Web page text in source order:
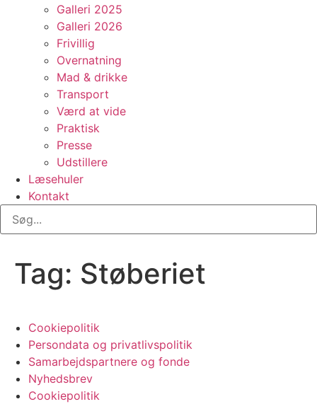
Galleri 2025
Galleri 2026
Frivillig
Overnatning
Mad & drikke
Transport
Værd at vide
Praktisk
Presse
Udstillere
Læsehuler
Kontakt
Tag: Støberiet
Cookiepolitik
Persondata og privatlivspolitik
Samarbejdspartnere og fonde
Nyhedsbrev
Cookiepolitik